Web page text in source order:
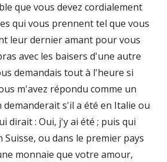
que vous devez cordialement
qui vous prennent tel que vous
leur dernier amant pour vous
avec les baisers d'une autre
demandais tout à l'heure si
m'avez répondu comme un
s'il a été en Italie ou
dirait : Oui, j'y ai été ; puis qui
Suisse, ou dans le premier pays
monnaie que votre amour,